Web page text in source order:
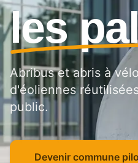
les
Abribus et abris à
d'éoliennes
public.
Devenir commune